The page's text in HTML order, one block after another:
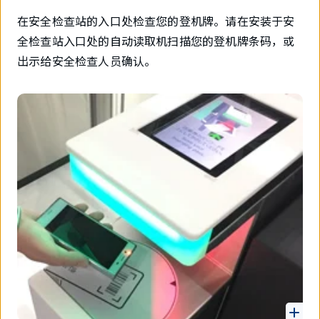
在安全检查站的入口处检查您的登机牌。请在安装于安
全检查站入口处的自动读取机扫描您的登机牌条码，或
出示给安全检查人员确认。